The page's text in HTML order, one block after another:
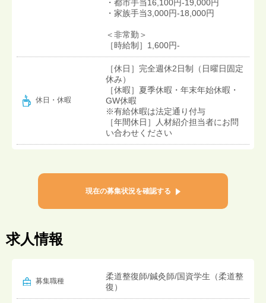
・都市手当16,100円-19,000円
・家族手当3,000円-18,000円
＜非常勤＞
［時給制］1,600円-
休日・休暇
［休日］完全週休2日制（日曜日固定
休み）
［休暇］夏季休暇・年末年始休暇・
GW休暇
※有給休暇は法定通り付与
［年間休日］人材紹介担当者にお問
い合わせください
現在の募集状況を確認する
求人情報
募集職種
柔道整復師/鍼灸師/国資学生（柔道整
復）